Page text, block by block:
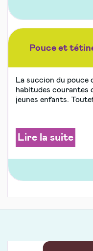
Pouce et
La succion du pouce
habitudes courantes
jeunes enfants.
Lire la suite